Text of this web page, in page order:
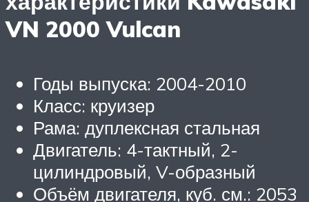
VN 2000 Vulcan
Годы выпуска: 2004-2010
Класс: круизер
Рама: дуплексная стальная
Двигатель: 4-тактный, 2-
цилиндровый, V-образный
Объём двигателя, куб. см.: 2053